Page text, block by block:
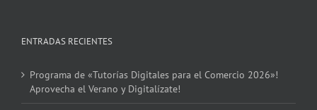
ENTRADAS RECIENTES
Programa de «Tutorías Digitales para el Comercio 2026»!
Aprovecha el Verano y Digitalízate!